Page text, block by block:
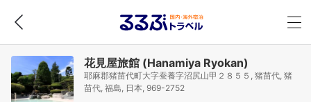
花見屋旅館 (Hanamiya Ryokan)
耶麻郡猪苗代町大字蚕養字沼尻山甲２８５５, 猪苗代, 猪
苗代, 福島, 日本, 969-2752